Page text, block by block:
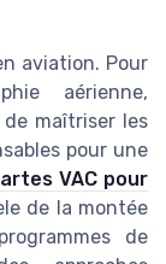
aviation. Pour
aérienne,
maîtriser les
pour une
VAC pour
de la montée
de